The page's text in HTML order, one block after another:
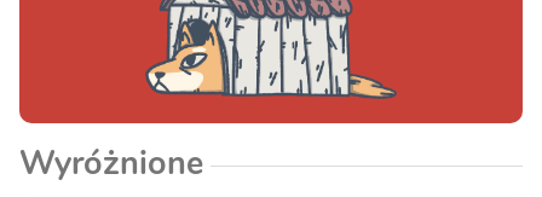
Wyróżnione